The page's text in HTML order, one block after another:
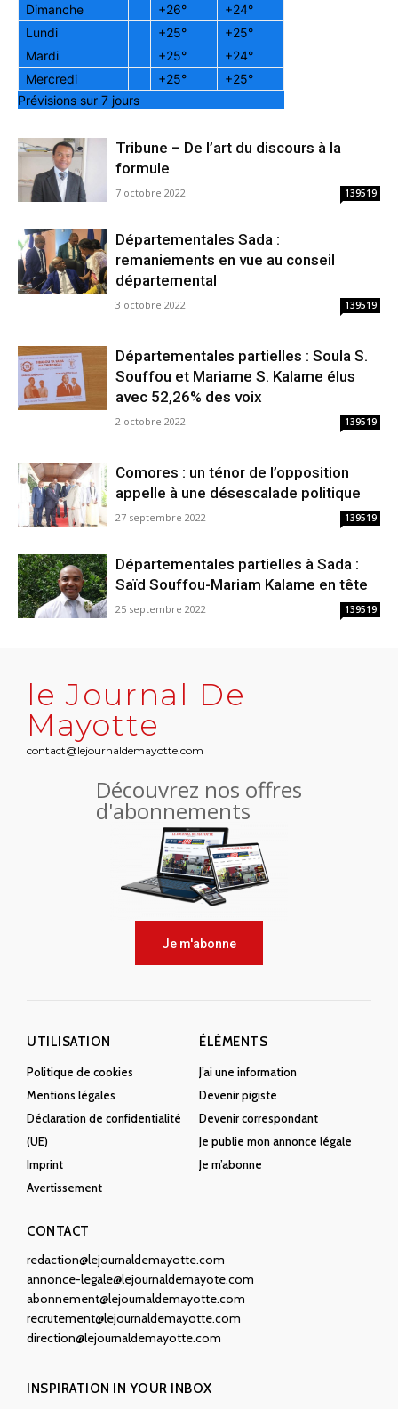
Dimanche
+26° +24°
Lundi
+25° +25°
Mardi
+25° +24°
Mercredi
+25° +25°
Prévisions sur 7 jours
Tribune – De l’art du discours à la
formule
7 octobre 2022 139519
Départementales Sada :
remaniements en vue au conseil
départemental
3 octobre 2022 139519
Départementales partielles : Soula S.
Souffou et Mariame S. Kalame élus
avec 52,26% des voix
2 octobre 2022 139519
Comores : un ténor de l’opposition
appelle à une désescalade politique
27 septembre 2022 139519
Départementales partielles à Sada :
Saïd Souffou-Mariam Kalame en tête
25 septembre 2022 139519
le Journal De
Mayotte
contact@lejournaldemayotte.com
Découvrez nos offres
d'abonnements
Je m'abonne
UTILISATION
Politique de cookies
Mentions légales
Déclaration de confidentialité
(UE)
Imprint
Avertissement
ÉLÉMENTS
J’ai une information
Devenir pigiste
Devenir correspondant
Je publie mon annonce légale
Je m’abonne
CONTACT
redaction@lejournaldemayotte.com
annonce-legale@lejournaldemayote.com
abonnement@lejournaldemayotte.com
recrutement@lejournaldemayotte.com
direction@lejournaldemayotte.com
INSPIRATION IN YOUR INBOX